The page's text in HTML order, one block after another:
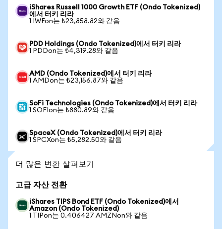
iShares Russell 1000 Growth ETF (Ondo Tokenized)
에서 터키 리라
1 IWFon는 ₺23,858.82와 같음
PDD Holdings (Ondo Tokenized)에서 터키 리라
1 PDDon는 ₺4,319.28와 같음
AMD (Ondo Tokenized)에서 터키 리라
1 AMDon는 ₺23,156.87와 같음
SoFi Technologies (Ondo Tokenized)에서 터키 리라
1 SOFIon는 ₺880.89와 같음
SpaceX (Ondo Tokenized)에서 터키 리라
1 SPCXon는 ₺5,282.50와 같음
더 많은 변환 살펴보기
고급 자산 전환
iShares TIPS Bond ETF (Ondo Tokenized)에서
Amazon (Ondo Tokenized)
1 TIPon는 0.406427 AMZNon와 같음